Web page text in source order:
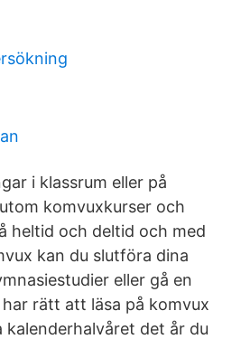
i klassrum eller på
komvuxkurser och
heltid och deltid och med
kan du slutföra dina
eller gå en
rätt att läsa på komvux
det år du